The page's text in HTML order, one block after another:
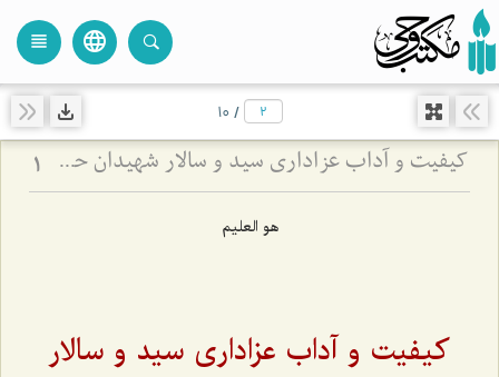
language
view_headline
/
10
کیفیت و آداب عزاداری سید و سالار شهیدان حضرت أباعبداللَه الحسین علیه السلام 1
هو العلیم
کیفیت و آداب عزاداری سید و سالار